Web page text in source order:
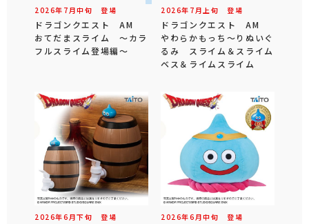
2026年 7 月中旬 登場
ドラゴンクエスト AM
おてだまスライム ～カラ
フルスライム登場編～
2026年 7 月 上旬 登場
ドラゴンクエスト AM
やわらかもっち～りぬいぐ
るみ スライム＆スライム
ベス＆ライムスライム
2026年6 月下旬 登場 2026年6 月中旬 登場